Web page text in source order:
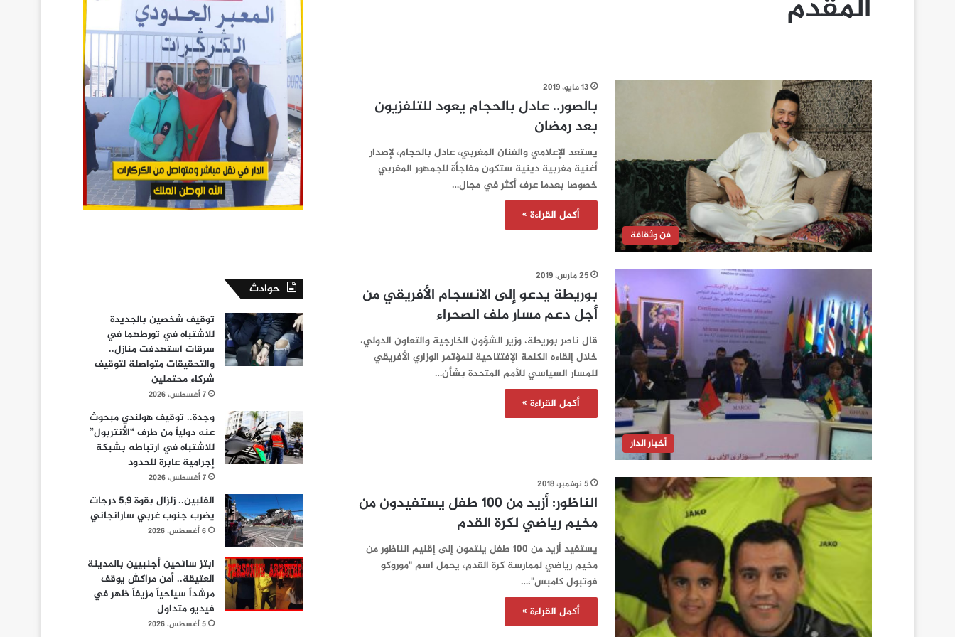
المقدم
فن وثقافة
13 مايو، 2019
بالصور.. عادل بالحجام يعود للتلفزيون
بعد رمضان
يستعد الإعلامي والفنان المغربي، عادل بالحجام، لإصدار
أغنية مغربية دينية ستكون مفاجأة للجمهور المغربي
خصوصا بعدما عرف أكثر في مجال…
أكمل القراءة »
أخبار الدار
25 مارس، 2019
بوريطة يدعو إلى الانسجام الأفريقي من
أجل دعم مسار ملف الصحراء
قال ناصر بوريطة، وزير الشؤون الخارجية والتعاون الدولي،
خلال إلقاءه الكلمة الإفتتاحية للمؤتمر الوزاري الأفريقي
للمسار السياسي للأمم المتحدة بشأن…
أكمل القراءة »
5 نوفمبر، 2018
الناظور: أزيد من 100 طفل يستفيدون من
مخيم رياضي لكرة القدم
يستفيد أزيد من 100 طفل ينتمون إلى إقليم الناظور من
مخيم رياضي لممارسة كرة القدم، يحمل اسم "موروكو
فوتبول كامبس"،…
أكمل القراءة »
حوادث
توقيف شخصين بالجديدة
للاشتباه في تورطهما في
سرقات استهدفت منازل..
والتحقيقات متواصلة لتوقيف
شركاء محتملين
7 أغسطس، 2026
وجدة.. توقيف هولندي مبحوث
عنه دولياً من طرف “الأنتربول”
للاشتباه في ارتباطه بشبكة
إجرامية عابرة للحدود
7 أغسطس، 2026
الفلبين.. زلزال بقوة 5,9 درجات
يضرب جنوب غربي سارانجاني
6 أغسطس، 2026
ابتز سائحين أجنبيين بالمدينة
العتيقة.. أمن مراكش يوقف
مرشداً سياحياً مزيفاً ظهر في
فيديو متداول
5 أغسطس، 2026